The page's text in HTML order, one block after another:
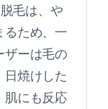
毛は、や
ため、一
ザーは毛の
焼けした
肌にも反応